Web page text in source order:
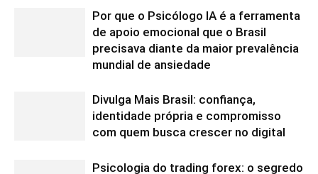
Por que o Psicólogo IA é a ferramenta
de apoio emocional que o Brasil
precisava diante da maior prevalência
mundial de ansiedade
Divulga Mais Brasil: confiança,
identidade própria e compromisso
com quem busca crescer no digital
Psicologia do trading forex: o segredo